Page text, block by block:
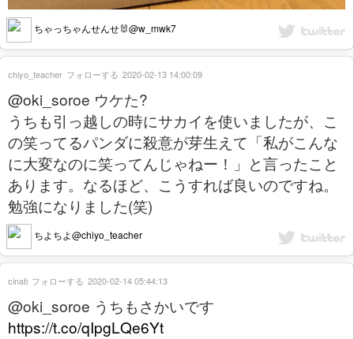
ちゃっちゃんせんせ🐰@w_mwk7
@oki_soroe ウケた?
うちも引っ越しの時にサカイを使いましたが、こ
の笑ってるパンダに殺意が芽生えて「私がこんな
に大変なのに笑ってんじゃねー！」と言ったこと
あります。なるほど、こうすれば良いのですね。
勉強になりました(笑)
ちよちよ@chiyo_teacher
chiyo_teacher フォローする 2020-02-13 14:00:09
@oki_soroe うちもさかいです
https://t.co/qIpgLQe6Yt
cinati フォローする 2020-02-14 05:44:13